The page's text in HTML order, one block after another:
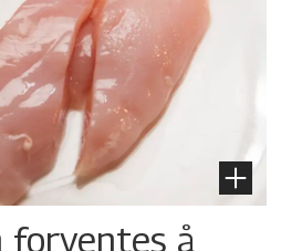
forventes å